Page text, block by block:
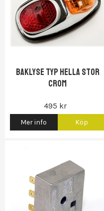
Baklyse typ Hella stor
crom
495 kr
Mer info Köp